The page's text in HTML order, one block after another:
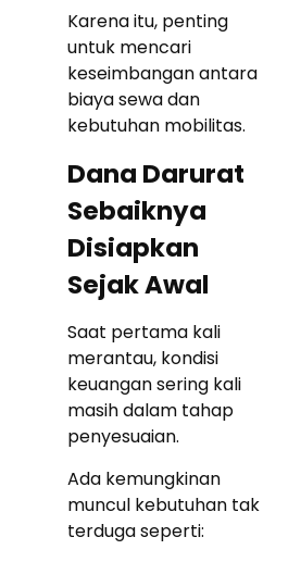
Karena itu, penting
untuk mencari
keseimbangan antara
biaya sewa dan
kebutuhan mobilitas.
Dana Darurat
Sebaiknya
Disiapkan
Sejak Awal
Saat pertama kali
merantau, kondisi
keuangan sering kali
masih dalam tahap
penyesuaian.
Ada kemungkinan
muncul kebutuhan tak
terduga seperti: